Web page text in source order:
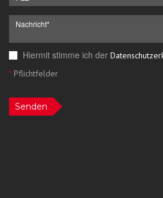
Hiermit stimme ich der
*Pflichtfelder
Senden